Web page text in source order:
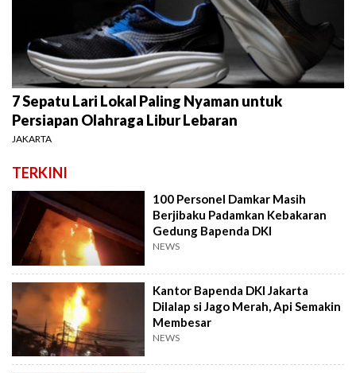
7 Sepatu Lari Lokal Paling Nyaman untuk
Persiapan Olahraga Libur Lebaran
JAKARTA
TERKINI
100 Personel Damkar Masih
Berjibaku Padamkan Kebakaran
Gedung Bapenda DKI
NEWS
Kantor Bapenda DKI Jakarta
Dilalap si Jago Merah, Api Semakin
Membesar
NEWS